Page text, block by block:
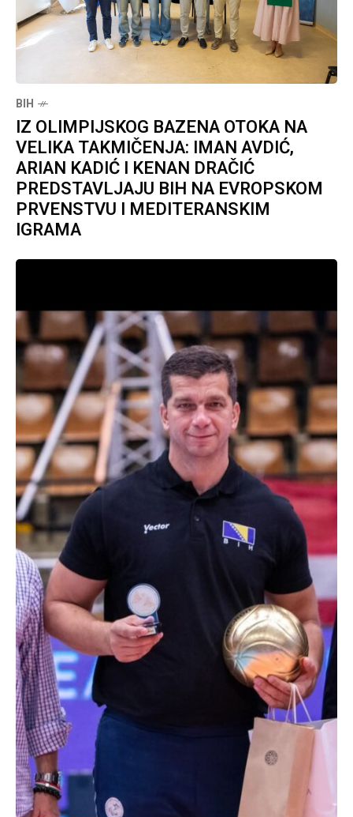
BIH
IZ OLIMPIJSKOG BAZENA OTOKA NA
VELIKA TAKMIČENJA: IMAN AVDIĆ,
ARIAN KADIĆ I KENAN DRAČIĆ
PREDSTAVLJAJU BIH NA EVROPSKOM
PRVENSTVU I MEDITERANSKIM
IGRAMA